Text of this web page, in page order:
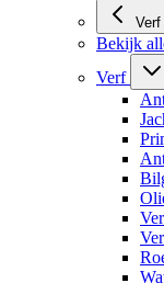
Verf
Bekijk
Verf